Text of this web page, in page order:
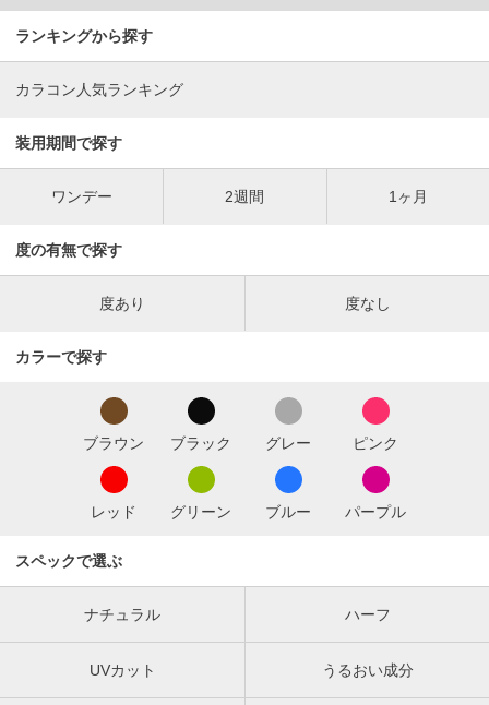
ランキングから探す
カラコン人気ランキング
装用期間で探す
ワンデー 2週間 1ヶ月
度の有無で探す
度あり 度なし
カラーで探す
ブラウン ブラック グレー ピンク
レッド グリーン ブルー パープル
スペックで選ぶ
ナチュラル ハーフ
UVカット うるおい成分